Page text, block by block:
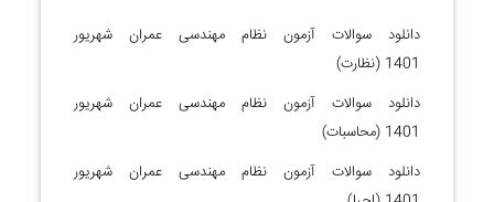
دانلود سوالات آزمون نظام مهندسی عمران شهریور
1401 (نظارت)
دانلود سوالات آزمون نظام مهندسی عمران شهریور
1401 (محاسبات)
دانلود سوالات آزمون نظام مهندسی عمران شهریور